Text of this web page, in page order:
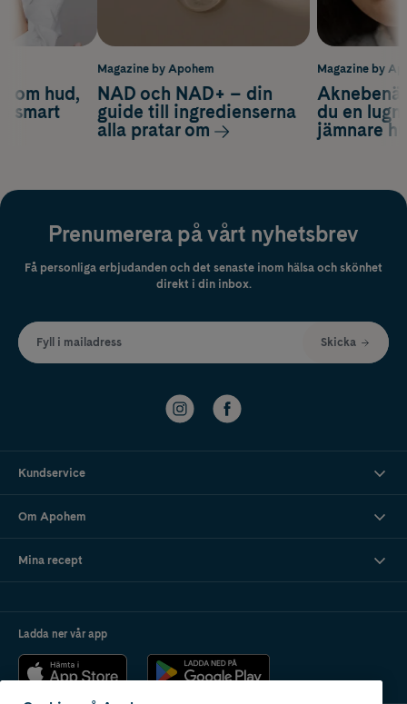
Magazine by
du en
jämnare
om hud,
smart
Magazine by Apohem
NAD och NAD+ – din
guide till ingredienserna
alla pratar om
Prenumerera på vårt nyhetsbrev
Få personliga erbjudanden och det senaste inom hälsa och skönhet
direkt i din inbox.
Fyll i mailadress Skicka
Kundservice
Om Apohem
Mina recept
Ladda ner vår app